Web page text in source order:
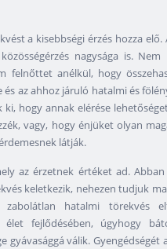
a kisebbségi érzés hozza
nagysága is.
felnőttet anélkül, hogy
és az ahhoz járuló hatalmi és
ki, hogy annak elérése
vagy, hogy énjüket olyan
látják.
az érzetnek értéket ad.
keletkezik, nehezen tudjuk
zabolátlan hatalmi törekvés
fejlődésében, úgyhogy
gyávasággá válik. Gyengédségét